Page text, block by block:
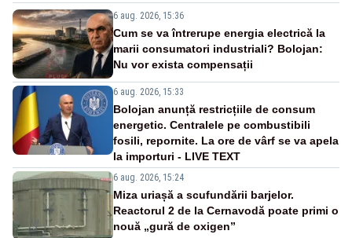
6 aug. 2026, 15:36
Cum se va întrerupe energia electrică la
marii consumatori industriali? Bolojan:
Nu vor exista compensații
6 aug. 2026, 15:33
Bolojan anunță restricțiile de consum
energetic. Centralele pe combustibili
fosili, repornite. La ore de vârf se va apela
la importuri - LIVE TEXT
6 aug. 2026, 15:24
Miza uriașă a scufundării barjelor.
Reactorul 2 de la Cernavodă poate primi o
nouă „gură de oxigen”